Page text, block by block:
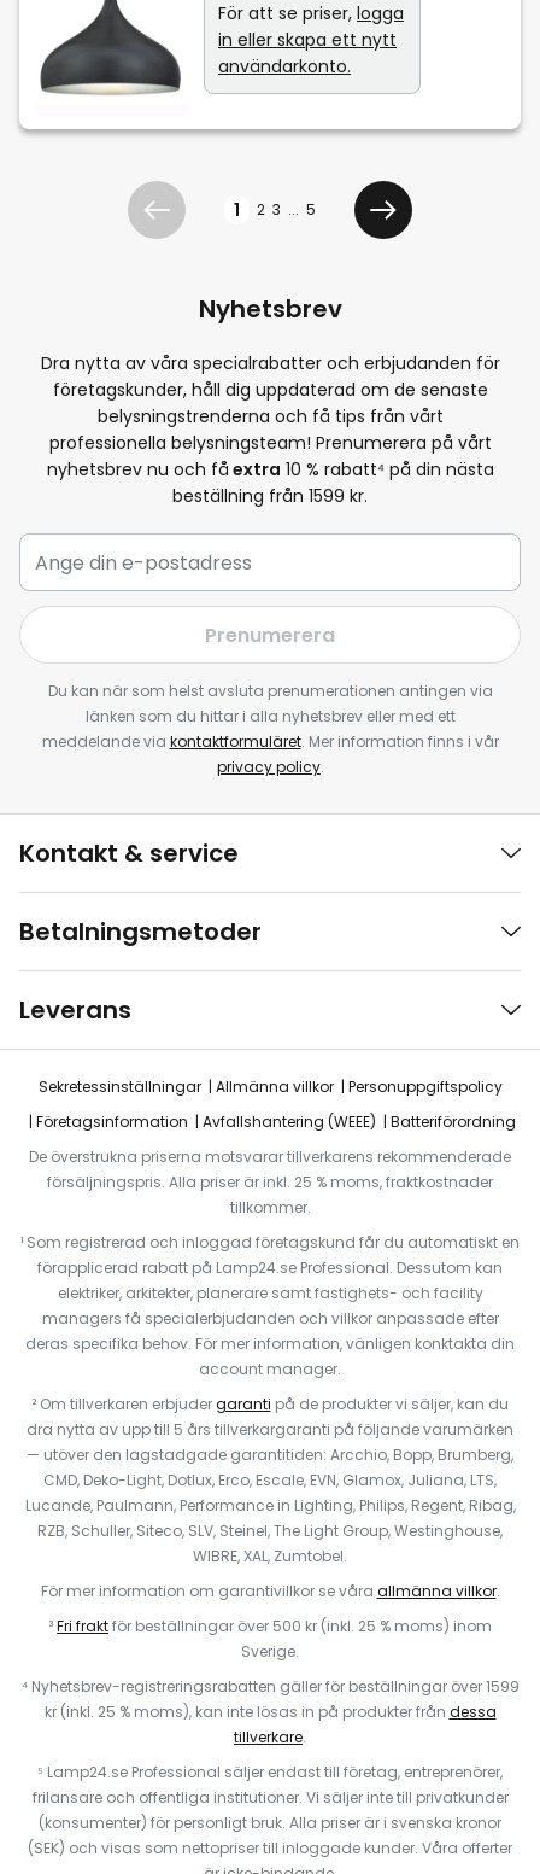
För att se priser, logga
in eller skapa ett nytt
användarkonto.
Föregående1 2 3 ... 5
Välj
Nyhetsbrev
Dra nytta av våra specialrabatter och erbjudanden för
företagskunder, håll dig uppdaterad om de senaste
belysningstrenderna och få tips från vårt
professionella belysningsteam! Prenumerera på vårt
nyhetsbrev nu och få extra 10 % rabatt⁴ på din nästa
beställning från 1599 kr.
Prenumerera
Du kan när som helst avsluta prenumerationen antingen via
länken som du hittar i alla nyhetsbrev eller med ett
meddelande via kontaktformuläret. Mer information finns i vår
privacy policy.
Kontakt & service
Betalningsmetoder
Leverans
Sekretessinställningar Allmänna villkor
Personuppgiftspolicy
Företagsinformation
Avfallshantering (WEEE)
Batteriförordning
De överstrukna priserna motsvarar tillverkarens rekommenderade
försäljningspris. Alla priser är inkl. 25 % moms, fraktkostnader
tillkommer.
¹ Som registrerad och inloggad företagskund får du automatiskt en
förapplicerad rabatt på Lamp24.se Professional. Dessutom kan
elektriker, arkitekter, planerare samt fastighets- och facility
managers få specialerbjudanden och villkor anpassade efter
deras specifika behov. För mer information, vänligen konktakta din
account manager.
² Om tillverkaren erbjudergaranti på de produkter vi säljer, kan du
dra nytta av upp till 5 års tillverkargaranti på följande varumärken
— utöver den lagstadgade garantitiden: Arcchio, Bopp, Brumberg,
CMD, Deko-Light, Dotlux, Erco, Escale, EVN, Glamox, Juliana, LTS,
Lucande, Paulmann, Performance in Lighting, Philips, Regent, Ribag,
RZB, Schuller, Siteco, SLV, Steinel, The Light Group, Westinghouse,
WIBRE, XAL, Zumtobel.
För mer information om garantivillkor se våra allmänna villkor.
³Fri fraktför beställningar över 500 kr (inkl. 25 % moms) inom
Sverige.
⁴ Nyhetsbrev-registreringsrabatten gäller för beställningar över 1599
kr (inkl. 25 % moms), kan inte lösas in på produkter från dessa
tillverkare.
⁵ Lamp24.se Professional säljer endast till företag, entreprenörer,
frilansare och offentliga institutioner. Vi säljer inte till privatkunder
(konsumenter) för personligt bruk. Alla priser är i svenska kronor
(SEK) och visas som nettopriser till inloggade kunder. Våra offerter